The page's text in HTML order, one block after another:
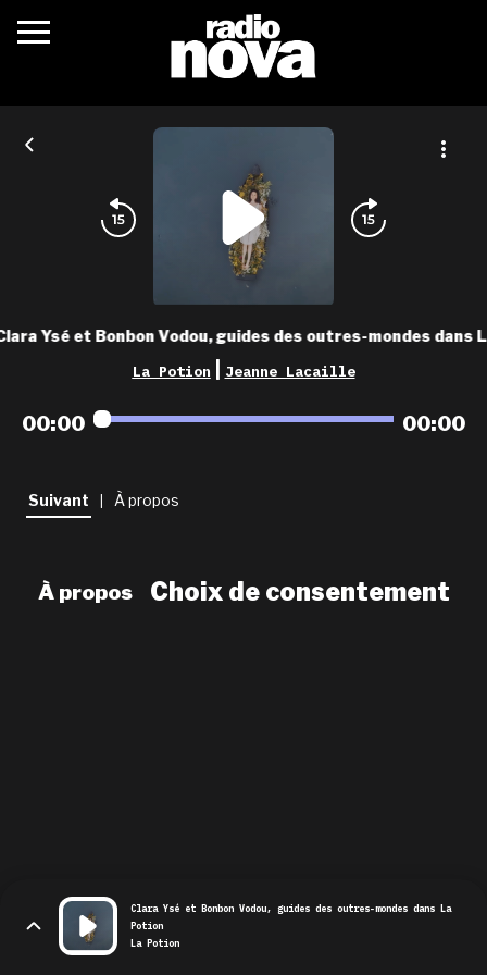
c’était quoi ?
podcasts
nova aime
les grilles
playlists
newsletter
Ysé et Bonbon Vodou, guides des outres-mondes dans
La Potion Jeanne Lacaille
00:00 00:00
Suivant À propos
À propos Choix de consentement
Clara Ysé et Bonbon Vodou, guides des outres-mondes dans La
Potion
La Potion